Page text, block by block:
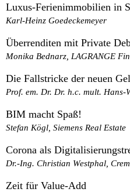
Luxus-Ferienimmobilien in
Karl-Heinz Goedeckemeyer
Überrenditen mit Private
Monika Bednarz, LAGRANGE
Die Fallstricke der neuen
Prof. em. Dr. Dr. h.c. mult. Hans-
BIM macht Spaß!
Stefan Kögl, Siemens Real Estate
Corona als
Dr.-Ing. Christian Westphal,
Zeit für Value-Add